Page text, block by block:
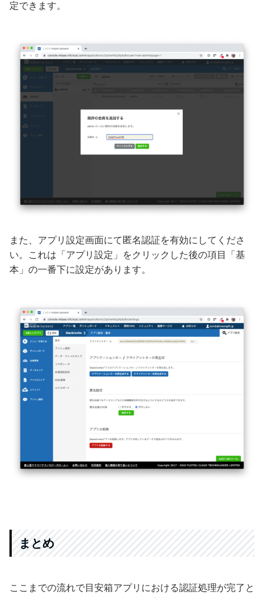
定できます。
また、アプリ設定画面にて匿名認証を有効にしてくださ
い。これは「アプリ設定」をクリックした後の項目「基
本」の一番下に設定があります。
まとめ
ここまでの流れで目安箱アプリにおける認証処理が完了と